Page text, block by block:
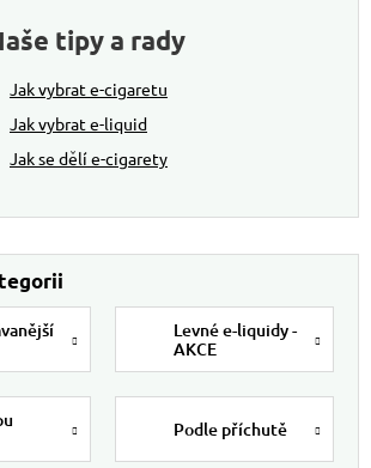
tipy a rady
Jak vybrat e-cigaretu
Jak vybrat e-liquid
Jak se dělí e-cigarety
Levné e-liquidy -
AKCE
Podle příchutě